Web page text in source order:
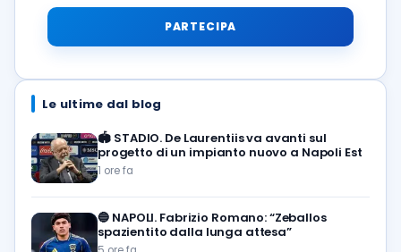
PARTECIPA
Le ultime dal blog
🏟️ STADIO. De Laurentiis va avanti sul
progetto di un impianto nuovo a Napoli Est
1 ore fa
🔵 NAPOLI. Fabrizio Romano: “Zeballos
spazientito dalla lunga attesa”